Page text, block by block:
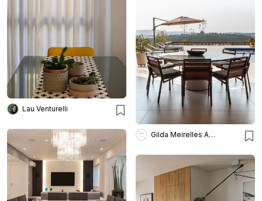
Lau Venturelli
Gilda Meirelles Arquitetura